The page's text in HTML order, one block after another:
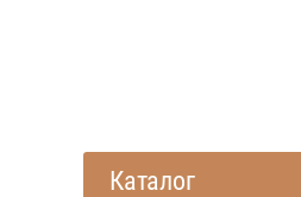
Каталог